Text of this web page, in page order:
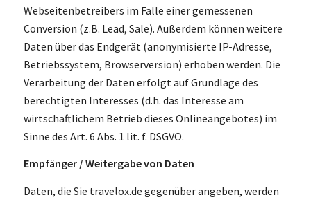
Webseitenbetreibers im Falle einer gemessenen
Conversion (z.B. Lead, Sale). Außerdem können weitere
Daten über das Endgerät (anonymisierte IP-Adresse,
Betriebssystem, Browserversion) erhoben werden. Die
Verarbeitung der Daten erfolgt auf Grundlage des
berechtigten Interesses (d.h. das Interesse am
wirtschaftlichem Betrieb dieses Onlineangebotes) im
Sinne des Art. 6 Abs. 1 lit. f. DSGVO.
Empfänger / Weitergabe von Daten
Daten, die Sie travelox.de gegenüber angeben, werden